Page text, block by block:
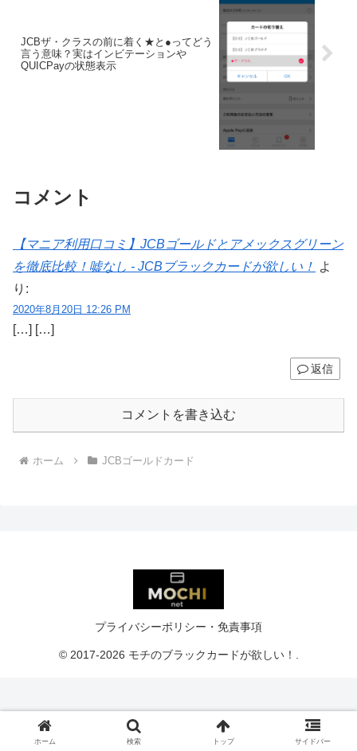
JCBザ・クラスの前に着く★と●ってどう
言う意味？実はインビテーションや
QUICPayの状態表示
コメント
【マニア利用口コミ】JCBゴールドとアメックスグリーン
を徹底比較！嘘なし - JCBブラックカードが欲しい！ よ
り:
2020年8月20日 12:26 PM
[…] […]
返信
コメントを書き込む
ホーム JCBゴールドカード
プライバシーポリシー・免責事項
© 2017-2026 モチのブラックカードが欲しい！.
ホーム 検索 トップ サイドバー